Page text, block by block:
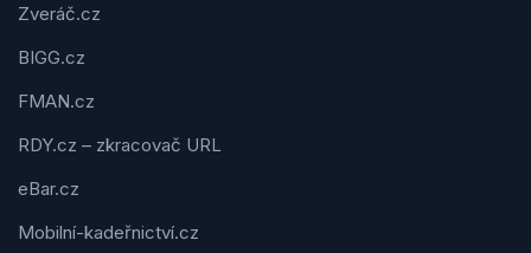
Zveráč.cz
BIGG.cz
FMAN.cz
RDY.cz – zkracovač URL
eBar.cz
Mobilní-kadeřnictví.cz